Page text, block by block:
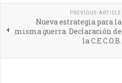
PREVIOUS ARTICLE
Nueva estrategia para la
misma guerra. Declaración de
la C.E.C.O.B.